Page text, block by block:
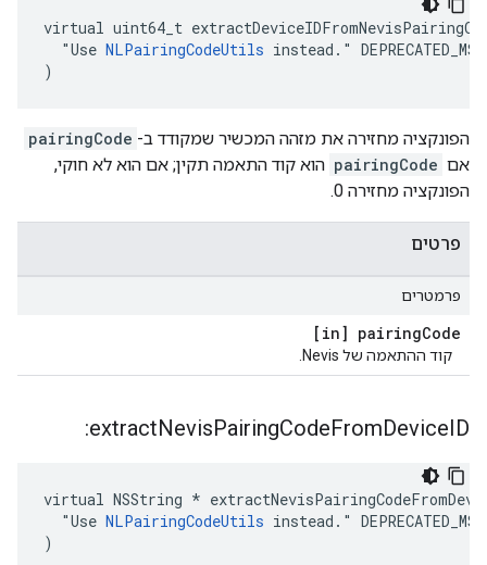
virtual uint64_t
  "Use
NLPairingCodeUtils instead."
)
הפונקציה מחזירה את מזהה המכשיר שמקודד ב- pairingCode
אם pairingCode הוא קוד התאמה תקין; אם הוא לא חוקי,
הפונקציה מחזירה 0.
פרטים
פרמטרים
[in] pairingCode
קוד ההתאמה של Nevis.
extractNevisPairingCodeFromDeviceID:
virtual NSString *
  "Use
NLPairingCodeUtils instead."
)